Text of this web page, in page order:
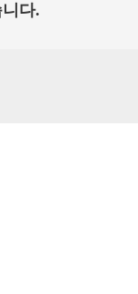
다.